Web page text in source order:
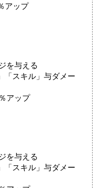
アップ
を与える
「スキル」与ダメー
アップ
を与える
「スキル」与ダメー